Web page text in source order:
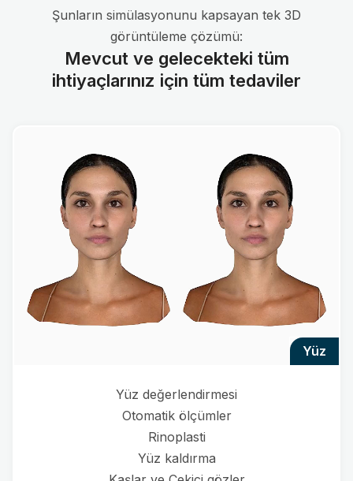
Şunların simülasyonunu kapsayan tek 3D
görüntüleme çözümü:
Mevcut ve gelecekteki tüm
ihtiyaçlarınız için tüm tedaviler
yüz
Yüz değerlendirmesi
Otomatik ölçümler
Rinoplasti
Yüz kaldırma